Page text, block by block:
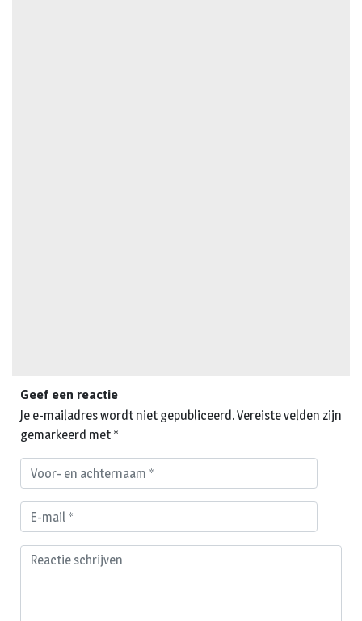
Geef een reactie
Je e-mailadres wordt niet gepubliceerd.Vereiste velden zijn
gemarkeerd met *